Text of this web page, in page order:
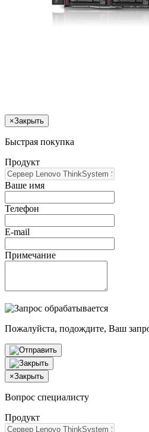
×Закрыть
Быстрая покупка
Продукт
Ваше имя
Телефон
E-mail
Примечание
Пожалуйста, подождите, Ваш
×Закрыть
Вопрос специалисту
Продукт